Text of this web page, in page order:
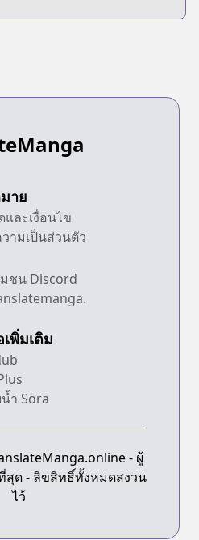
าย
ละเงื่อนไข
ามเป็นส่วนตัว
ชน Discord
เพิ่มเติม
ำ Sora
- ผู้
ด - ลิขสิทธิ์ทั้งหมดสงวน
ไว้